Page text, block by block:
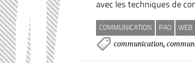
avec les techniques de
COMMUNICATION PAO WEB
communication,